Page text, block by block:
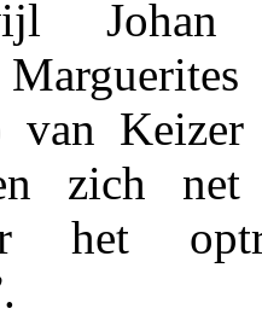
Johan
van
zich
het